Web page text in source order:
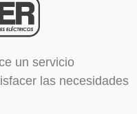
un servicio
las necesidades